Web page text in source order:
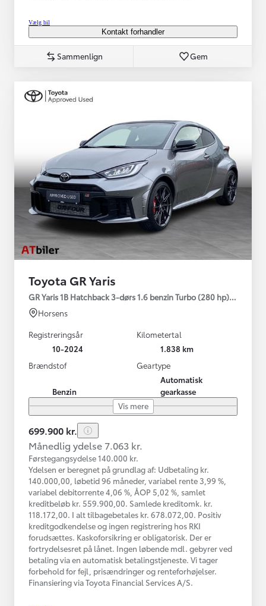
Vælg bil
Kontakt forhandler
Sammenlign Gem
Toyota GR Yaris
GR Yaris 1B Hatchback 3-dørs 1.6 benzin Turbo (280 hp) Aut.
Horsens
Registreringsår
10-2024
Kilometertal
1.838 km
Brændstof
Benzin
Geartype
Automatisk
gearkasse
Vis mere
699.900 kr.
Månedlig ydelse 7.063 kr.
Førstegangsydelse 140.000 kr.
Ydelsen er beregnet på grundlag af: Udbetaling kr.
140.000,00, løbetid 96 måneder, variabel rente 3,99 %,
variabel debitorrente 4,06 %, ÅOP 5,02 %, samlet
kreditbeløb kr. 559.900,00. Samlede kreditomk. kr.
118.172,00. I alt tilbagebetales kr. 678.072,00. Positiv
kreditgodkendelse og ingen registrering hos RKI
forudsættes. Kaskoforsikring er obligatorisk. Der er
fortrydelsesret på lånet. Ingen løbende mdl. gebyrer ved
betaling via en automatisk betalingstjeneste. Vi tager
forbehold for fejl, prisændringer og renteforhøjelser.
Finansiering via Toyota Financial Services A/S.